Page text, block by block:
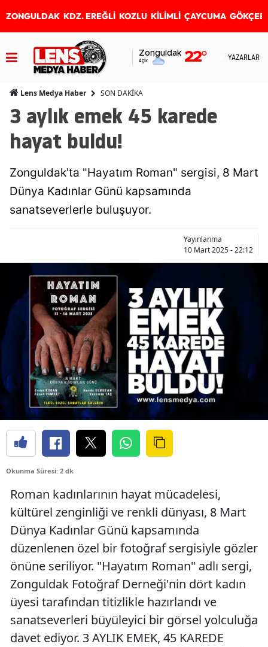
ZONGULDAK KDZ. EREĞLİ KOZLU KİLİMLİ ÇAYCUMA
Zonguldak
Açık 22° YAZARLAR
Lens Medya Haber SON DAKİKA
3 aylık emek 45 karede
hayat buldu!
Zonguldak'ta "Hayatım Roman" sergisi, 8 Mart
Dünya Kadınlar Günü kapsamında
sanatseverlerle buluşuyor.
Yayınlanma
10 Mart 2025 - 22:12
Okunma Süresi: 2 dk
Roman kadınlarının hayat mücadelesi,
kültürel zenginliği ve renkli dünyası, 8 Mart
Dünya Kadınlar Günü kapsamında
düzenlenen özel bir fotoğraf sergisiyle gözler
önüne seriliyor. "Hayatım Roman" adlı sergi,
Zonguldak Fotoğraf Derneği'nin dört kadın
üyesi tarafından titizlikle hazırlandı ve
sanatseverleri büyüleyici bir görsel yolculuğa
davet ediyor. 3 AYLIK EMEK, 45 KAREDE